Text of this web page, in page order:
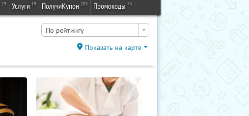
29 Услуги 19 ПолучиКупон 203 Промокоды 74
По рейтингу
Показать на карте